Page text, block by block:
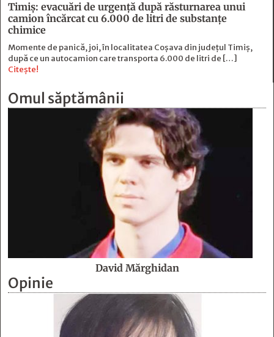
Timiș: evacuări de urgență după răsturnarea unui
camion încărcat cu 6.000 de litri de substanțe
chimice
Momente de panică, joi, în localitatea Coșava din județul Timiș,
după ce un autocamion care transporta 6.000 de litri de […]
Citește!
Omul săptămânii
David Mărghidan
Opinie